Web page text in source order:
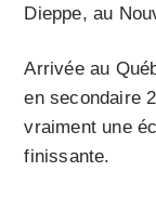
Dieppe, au
Arrivée au
en secondaire
vraiment une
finissante.